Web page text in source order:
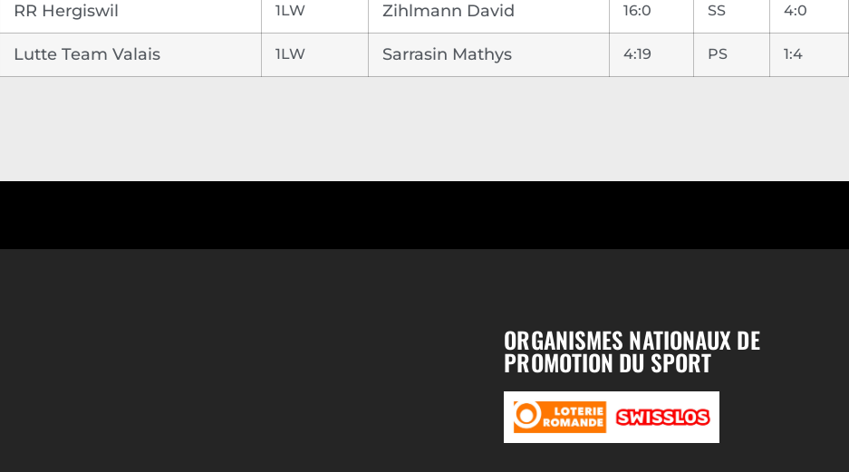
RR Hergiswil 1LW Zihlmann David 16:0 SS 4:0
Lutte Team Valais 1LW Sarrasin Mathys 4:19 PS 1:4
ORGANISMES NATIONAUX DE
PROMOTION DU SPORT